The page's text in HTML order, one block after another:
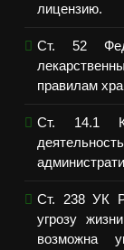
лицензию.
Ст. 52
правилам
Ст. 14.1
Ст. 238 УК
угрозу
возможна